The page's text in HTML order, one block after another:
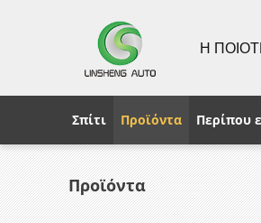
Η
Σπίτι Προϊόντα Περίπου
Προϊόντα